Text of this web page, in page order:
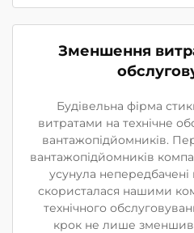
Зменшення
Будівельна фірма
витратами на технічне
вантажопідйомників.
вантажопідйомників
усунула
скористалася нашими
технічного
крок не лише зменшив